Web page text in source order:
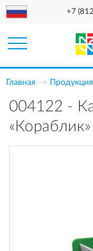
+7
Главная Продукция
004122 -
«Кораблик»